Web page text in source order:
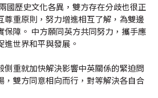
國歷史文化各異，雙方存在分歧也很正
尊重原則，努力增進相互了解，為雙邊
保障。 中方願同英方共同努力，攜手應
世界和平與發展。
側重就加快解決影響中英關係的緊迫問
，雙方同意相向而行，對等解決各自合